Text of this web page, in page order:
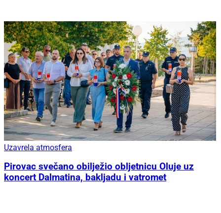
Uzavrela atmosfera
Pirovac svečano obilježio obljetnicu Oluje uz
koncert Dalmatina, bakljadu i vatromet